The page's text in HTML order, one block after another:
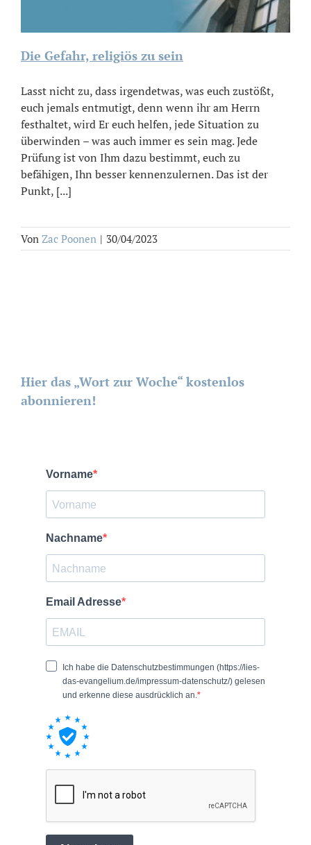
Die Gefahr, religiös zu sein
Lasst nicht zu, dass irgendetwas, was euch zustößt,
euch jemals entmutigt, denn wenn ihr am Herrn
festhaltet, wird Er euch helfen, jede Situation zu
überwinden – was auch immer es sein mag. Jede
Prüfung ist von Ihm dazu bestimmt, euch zu
befähigen, Ihn besser kennenzulernen. Das ist der
Punkt, [...]
Von Zac Poonen | 30/04/2023
Hier das „Wort zur Woche“ kostenlos
abonnieren!